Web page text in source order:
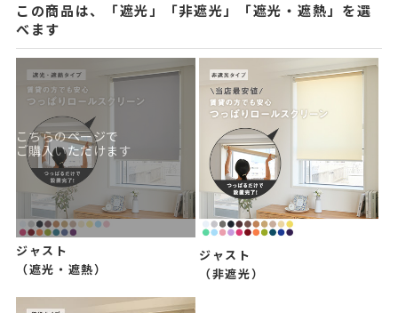
この商品は、「遮光」「非遮光」「遮光・遮熱」を選
べます
こちらのページで
ご購入いただけます
ジャスト
（遮光・遮熱）
ジャスト
（非遮光）